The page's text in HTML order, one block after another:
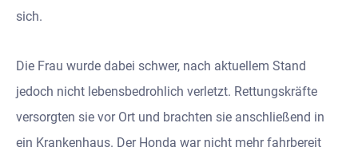
sich.
Die Frau wurde dabei schwer, nach aktuellem Stand
jedoch nicht lebensbedrohlich verletzt. Rettungskräfte
versorgten sie vor Ort und brachten sie anschließend in
ein Krankenhaus. Der Honda war nicht mehr fahrbereit